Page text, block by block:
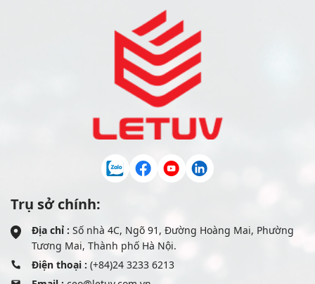
Trụ sở chính:
Địa chỉ : Số nhà 4C, Ngõ 91, Đường Hoàng Mai, Phường
Tương Mai, Thành phố Hà Nội.
Điện thoại : (+84)24 3233 6213